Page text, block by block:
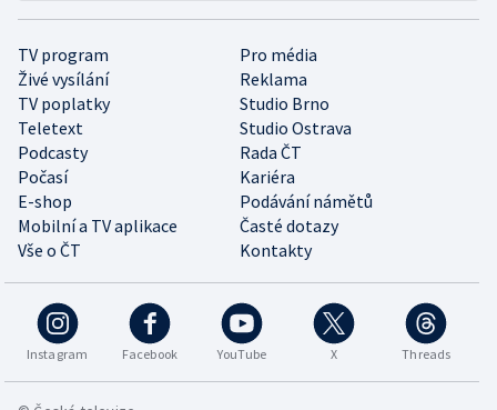
TV program
Pro média
Živé vysílání
Reklama
TV poplatky
Studio Brno
Teletext
Studio Ostrava
Podcasty
Rada ČT
Počasí
Kariéra
E-shop
Podávání námětů
Mobilní a TV aplikace
Časté dotazy
Vše o ČT
Kontakty
Instagram Facebook YouTube X Threads